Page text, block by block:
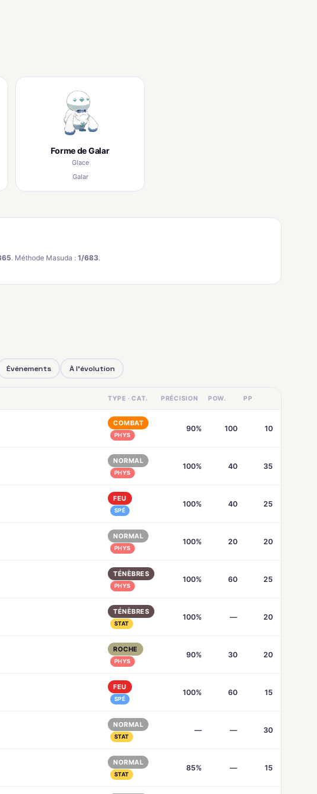
Forme de Galar
Glace
Galar
. Méthode Masuda : 1/683.
Événements À l'évolution
TYPE · CAT. PRÉCISION POW. PP
COMBAT
PHYS
90% 100 10
NORMAL
PHYS
100% 40 35
FEU
SPÉ
100% 40 25
NORMAL
PHYS
100% 20 20
TÉNÈBRES
PHYS
100% 60 25
TÉNÈBRES
STAT
100% — 20
ROCHE
PHYS
90% 30 20
FEU
SPÉ
100% 60 15
NORMAL
STAT
— — 30
NORMAL
STAT
85% — 15